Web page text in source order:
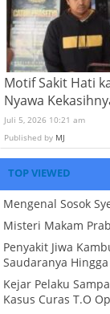
Motif Sakit Hati
Nyawa
Juli 5, 2026 10:21 am
Published by MJ
TOP VIEWED
Mengenal Sosok
Misteri Makam
Penyakit Jiwa
Saudaranya
Kejar Pelaku
Kasus Curas T.O